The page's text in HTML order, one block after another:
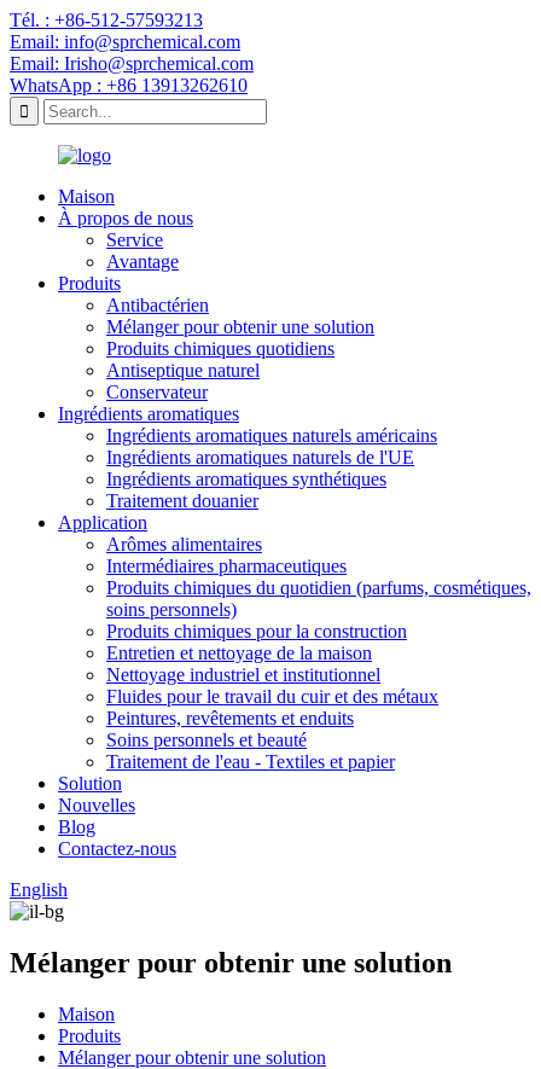
Tél. : +86-512-57593213
Email: info@sprchemical.com
Email: Irisho@sprchemical.com
WhatsApp : +86 13913262610
Maison
À propos de nous
Service
Avantage
Produits
Antibactérien
Mélanger pour obtenir une solution
Produits chimiques quotidiens
Antiseptique naturel
Conservateur
Ingrédients aromatiques
Ingrédients aromatiques naturels américains
Ingrédients aromatiques naturels de l'UE
Ingrédients aromatiques synthétiques
Traitement douanier
Application
Arômes alimentaires
Intermédiaires pharmaceutiques
Produits chimiques du quotidien (parfums, cosmétiques,
soins personnels)
Produits chimiques pour la construction
Entretien et nettoyage de la maison
Nettoyage industriel et institutionnel
Fluides pour le travail du cuir et des métaux
Peintures, revêtements et enduits
Soins personnels et beauté
Traitement de l'eau - Textiles et papier
Solution
Nouvelles
Blog
Contactez-nous
English
Mélanger pour obtenir une solution
Maison
Produits
Mélanger pour obtenir une solution